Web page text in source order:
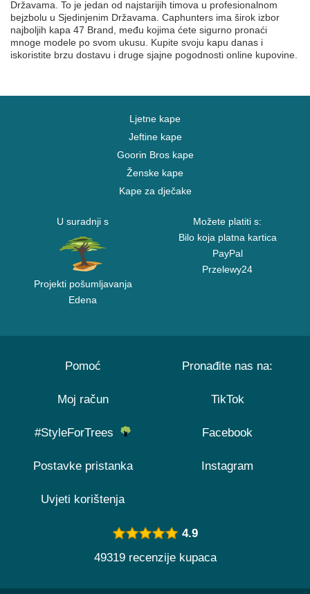
Državama. To je jedan od najstarijih timova u profesionalnom
bejzbolu u Sjedinjenim Državama. Caphunters ima širok izbor
najboljih kapa 47 Brand, među kojima ćete sigurno pronaći
mnoge modele po svom ukusu. Kupite svoju kapu danas i
iskoristite brzu dostavu i druge sjajne pogodnosti online kupovine.
Ljetne kape
Jeftine kape
Goorin Bros kape
Ženske kape
Kape za dječake
U suradnji s
Projekti pošumljavanja
Edena
Možete platiti s:
Bilo koja platna kartica
PayPal
Przelewy24
Pomoć
Moj račun
#StyleForTrees
Postavke pristanka
Uvjeti korištenja
Pronađite nas na:
TikTok
Facebook
Instagram
4.9
49319 recenzije kupaca